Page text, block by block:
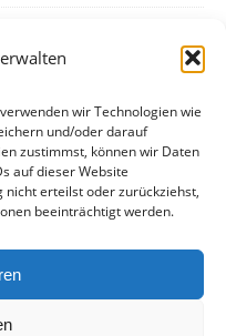
wir Technologien wie
und/oder darauf
zustimmst, können wir Daten
auf dieser Website
erteilst oder zurückziehst,
beeinträchtigt werden.